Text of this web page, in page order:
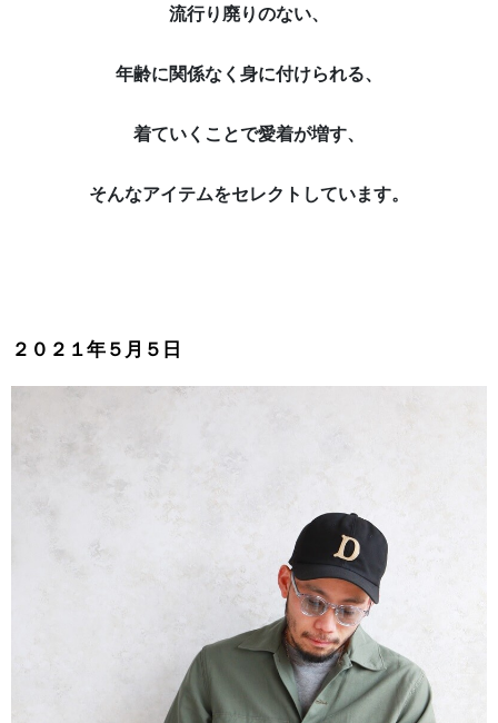
流行り廃りのない、
年齢に関係なく身に付けられる、
着ていくことで愛着が増す、
そんなアイテムをセレクトしています。
２０２１年５月５日